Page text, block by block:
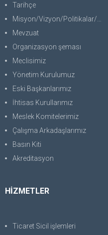
Tarihçe
Misyon/Vizyon/Politikalar/SWOT
Mevzuat
Organizasyon şeması
Meclisimiz
Yönetim Kurulumuz
Eski Başkanlarımız
İhtisas Kurullarımız
Meslek Komitelerimiz
Çalışma Arkadaşlarımız
Basın Kiti
Akreditasyon
HİZMETLER
Ticaret Sicil işlemleri